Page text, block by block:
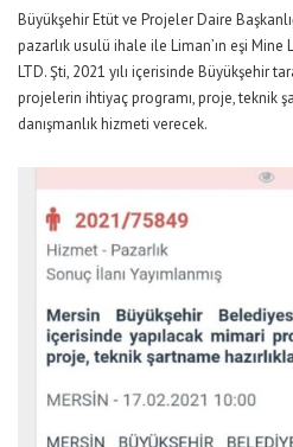
Büyükşehir Etüt ve Projeler Daire
pazarlık usulü ihale ile Liman’ın eşi Mine
LTD. Şti, 2021 yılı içerisinde Büyükşehir
projelerin ihtiyaç programı, proje, teknik
danışmanlık hizmeti verecek.